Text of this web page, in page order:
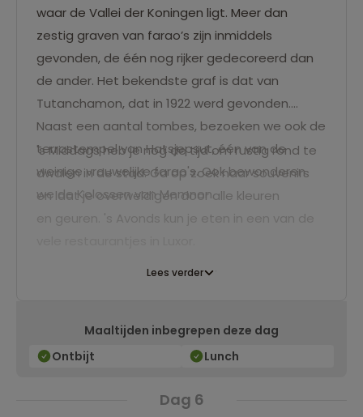
waar de Vallei der Koningen ligt. Meer dan
zestig graven van farao’s zijn inmiddels
gevonden, de één nog rijker gedecoreerd dan
de ander. Het bekendste graf is dat van
Tutanchamon, dat in 1922 werd gevonden.
Naast een aantal tombes, bezoeken we ook de
terrastempel van Hatsjepsut, één van de
weinige vrouwelijke farao's. Ook bewonderen
we de Kolossen van Memnon.
's Middags heb je nog de tijd om rustig rond te
dwalen in de stad. Ga op zoek naar souvenirs
en laat je overweldigen door alle kleuren
en geuren. 's Avonds kun je eten in een van de
Lees verder
Maaltijden inbegrepen deze dag
Ontbijt
Lunch
Dag 6